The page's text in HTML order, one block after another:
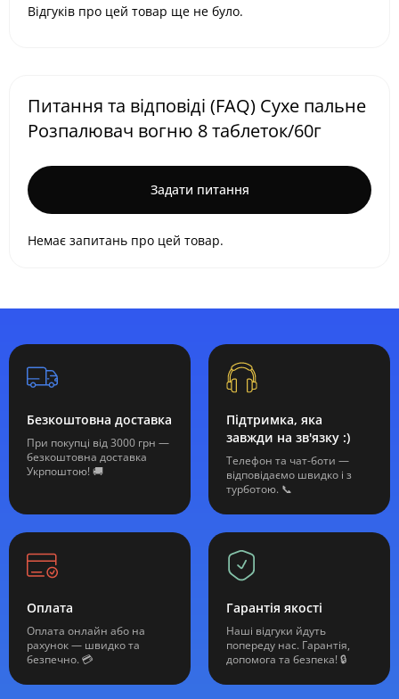
Відгуків про цей товар ще не було.
Питання та відповіді (FAQ) Сухе пальне
Розпалювач вогню 8 таблеток/60г
Задати питання
Немає запитань про цей товар.
Безкоштовна доставка
При покупці від 3000 грн —
безкоштовна доставка
Укрпоштою! 🚚
Підтримка, яка
завжди на зв'язку :)
Телефон та чат-боти —
відповідаємо швидко і з
турботою. 📞
Оплата
Оплата онлайн або на
рахунок — швидко та
безпечно. 💳
Гарантія якості
Наші відгуки йдуть
попереду нас. Гарантія,
допомога та безпека! 🔒